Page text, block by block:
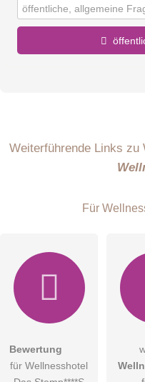
DieDatenschutzerklärung
Weiterführende Links zu
Für
Bewertung
für Wellnesshotel